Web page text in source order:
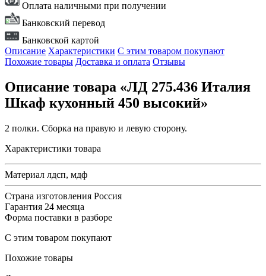
Оплата наличными при получении
Банковский перевод
Банковской картой
Описание Характеристики С этим товаром покупают
Похожие товары Доставка и оплата Отзывы
Описание товара «ЛД 275.436 Италия
Шкаф кухонный 450 высокий»
2 полки. Сборка на правую и левую сторону.
Характеристики товара
Материал лдсп, мдф
Страна изготовления Россия
Гарантия 24 месяца
Форма поставки в разборе
С этим товаром покупают
Похожие товары